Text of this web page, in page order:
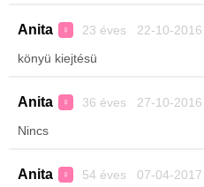
Anita ♀ 23 éves 22-10-2016
könyü kiejtésü
Anita ♀ 36 éves 27-10-2016
Nincs
Anita ♀ 54 éves 07-04-2017